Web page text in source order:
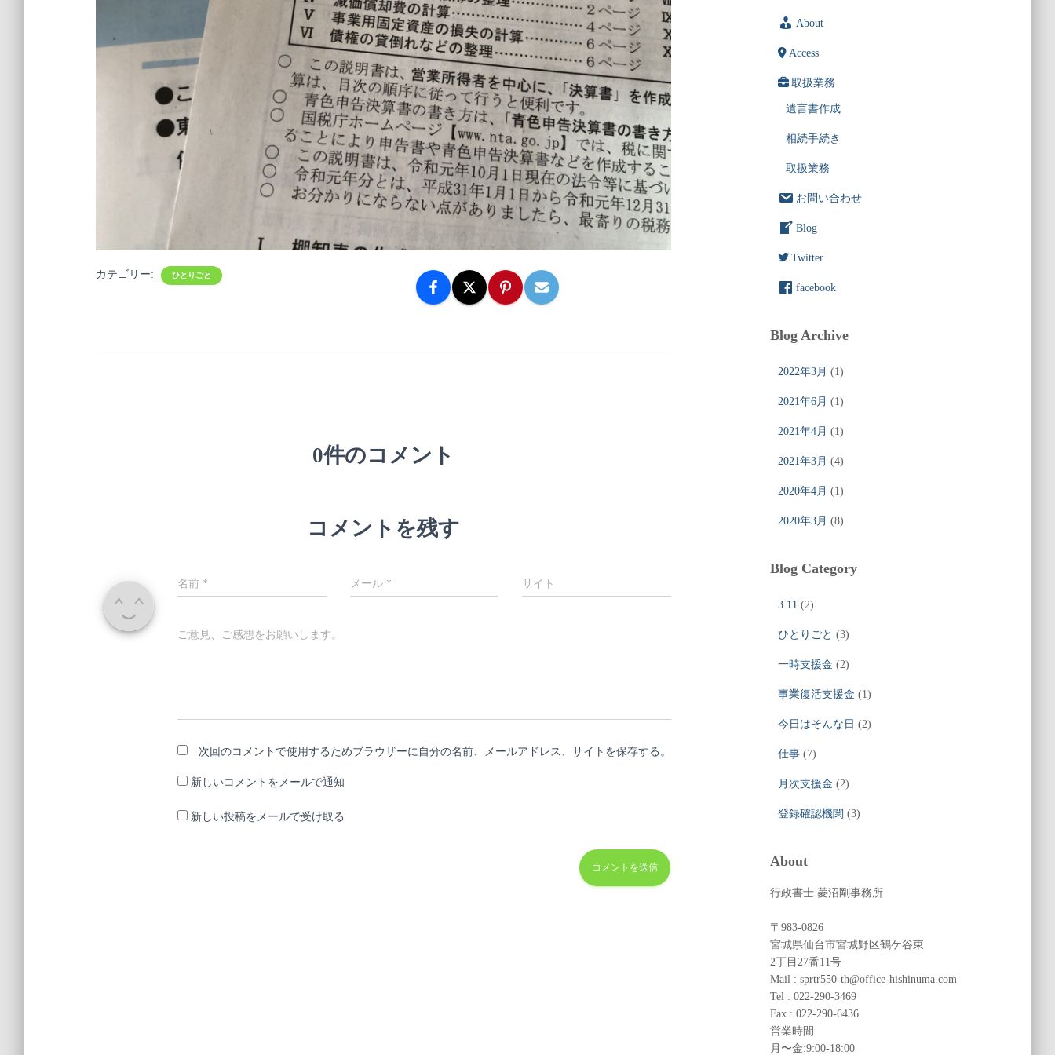
カテゴリー: ひとりごと
0件のコメント
コメントを残す
名前 * メール * サイト
ご意見、ご感想をお願いします。
次回のコメントで使用するためブラウザーに自分の名前、メールアドレス、サイトを保存する。
新しいコメントをメールで通知
新しい投稿をメールで受け取る
About
Access
取扱業務
遺言書作成
相続手続き
取扱業務
お問い合わせ
Blog
Twitter
facebook
Blog Archive
2022年3月 (1)
2021年6月 (1)
2021年4月 (1)
2021年3月 (4)
2020年4月 (1)
2020年3月 (8)
Blog Category
3.11 (2)
ひとりごと (3)
一時支援金 (2)
事業復活支援金 (1)
今日はそんな日 (2)
仕事(7)
月次支援金 (2)
登録確認機関 (3)
About
行政書士 菱沼剛事務所
〒983-0826
宮城県仙台市宮城野区鶴ケ谷東
2丁目27番11号
Mail : sprtr550-th@office-hishinuma.com
Tel : 022-290-3469
Fax : 022-290-6436
営業時間
月〜金:9:00-18:00